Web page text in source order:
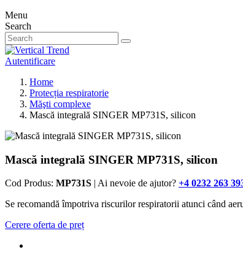
Menu
Search
Autentificare
Home
Protecția respiratorie
Măşti complexe
Mască integrală SINGER MP731S, silicon
Mască integrală SINGER MP731S, silicon
Cod Produs: MP731S | Ai nevoie de ajutor? +4 0232 263
Se recomandă împotriva riscurilor respiratorii atunci când
Cerere oferta de preț